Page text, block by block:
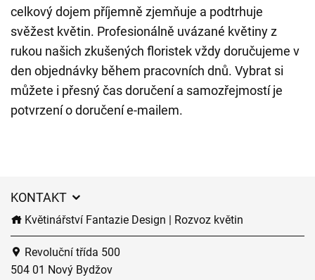
celkový dojem příjemně zjemňuje a podtrhuje
svěžest květin. Profesionálně uvázané květiny z
rukou našich zkušených floristek vždy doručujeme v
den objednávky během pracovních dnů. Vybrat si
můžete i přesný čas doručení a samozřejmostí je
potvrzení o doručení e-mailem.
KONTAKT
Květinářství Fantazie Design | Rozvoz květin
Revoluční třída 500
504 01 Nový Bydžov